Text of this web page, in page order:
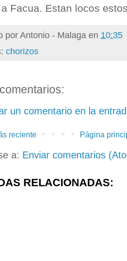
Facua. Estan locos
porAntonio - Malaga en 10:35
chorizos
un comentario en la
reciente Página
a: Enviar comentarios
RELACIONADAS: